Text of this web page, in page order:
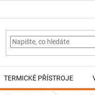
TERMICKÉ PŘÍSTROJE